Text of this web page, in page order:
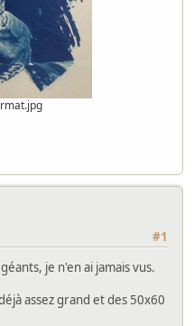
#1
je n'en ai jamais vus.
assez grand et des 50x60